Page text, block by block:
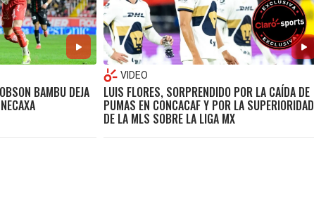
BAMBU DEJA
VIDEO
LUIS FLORES, SORPRENDIDO POR LA CAÍDA DE
PUMAS EN CONCACAF Y POR LA SUPERIORIDAD
DE LA MLS SOBRE LA LIGA MX